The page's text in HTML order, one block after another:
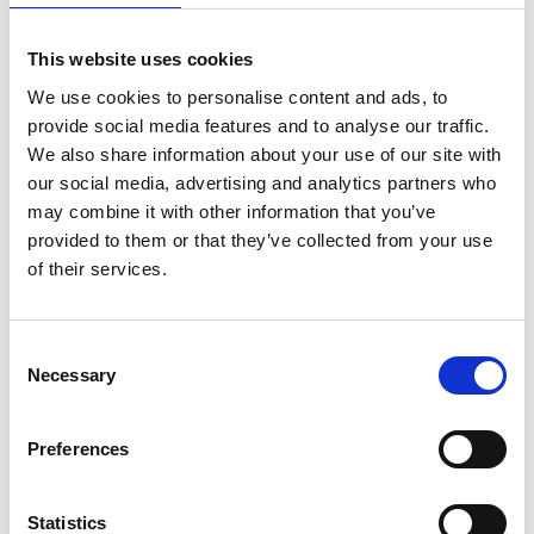
This website uses cookies
We use cookies to personalise content and ads, to
provide social media features and to analyse our traffic.
We also share information about your use of our site with
our social media, advertising and analytics partners who
may combine it with other information that you’ve
provided to them or that they’ve collected from your use
of their services.
Selection
Necessary
Preferences
Statistics
LUG
IL TIBET E IL NEPAL
by Redazione I|Ambiente Turismo
Centinaia di sfollati e dozzine di dispersi, la macchina
dei soccorsi lavora a pieno ritmo A una settimana
dall’evento che ha colpito la zona di frontiera, facendo
peraltro crollare il ‘Ponte dell’amicizia’ davanti alla Porta
di Gyirong e distruggendo le...
06
I “TRENI D’ARGENTO” ARRIVANO
ANCHE NEL TIBET
Tibet e dell’intera Cina esistono dei treni (inaugurati a